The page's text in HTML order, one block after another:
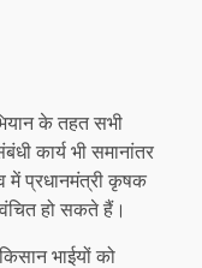
के तहत सभी
कार्य भी समानांतर
में प्रधानमंत्री कृषक
हो सकते हैं।
भाईयों को